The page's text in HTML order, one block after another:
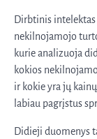
Dirbtinis
nekilnojamojo
kurie analizuoja
kokios
ir kokie yra jų
labiau pagrįstus
Didieji duomenys